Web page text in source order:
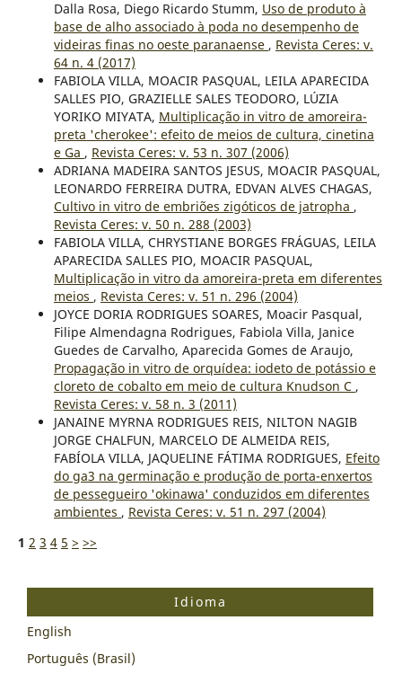
Dalla Rosa, Diego Ricardo Stumm, Uso de produto à
base de alho associado à poda no desempenho de
videiras finas no oeste paranaense , Revista Ceres: v.
64 n. 4 (2017)
FABIOLA VILLA, MOACIR PASQUAL, LEILA APARECIDA
SALLES PIO, GRAZIELLE SALES TEODORO, LÚZIA
YORIKO MIYATA, Multiplicação in vitro de amoreira-
preta 'cherokee': efeito de meios de cultura, cinetina
e Ga , Revista Ceres: v. 53 n. 307 (2006)
ADRIANA MADEIRA SANTOS JESUS, MOACIR PASQUAL,
LEONARDO FERREIRA DUTRA, EDVAN ALVES CHAGAS,
Cultivo in vitro de embriões zigóticos de jatropha ,
Revista Ceres: v. 50 n. 288 (2003)
FABIOLA VILLA, CHRYSTIANE BORGES FRÁGUAS, LEILA
APARECIDA SALLES PIO, MOACIR PASQUAL,
Multiplicação in vitro da amoreira-preta em diferentes
meios , Revista Ceres: v. 51 n. 296 (2004)
JOYCE DORIA RODRIGUES SOARES, Moacir Pasqual,
Filipe Almendagna Rodrigues, Fabiola Villa, Janice
Guedes de Carvalho, Aparecida Gomes de Araujo,
Propagação in vitro de orquídea: iodeto de potássio e
cloreto de cobalto em meio de cultura Knudson C ,
Revista Ceres: v. 58 n. 3 (2011)
JANAINE MYRNA RODRIGUES REIS, NILTON NAGIB
JORGE CHALFUN, MARCELO DE ALMEIDA REIS,
FABÍOLA VILLA, JAQUELINE FÁTIMA RODRIGUES, Efeito
do ga3 na germinação e produção de porta-enxertos
de pessegueiro 'okinawa' conduzidos em diferentes
ambientes , Revista Ceres: v. 51 n. 297 (2004)
1 2 3 4 5 > >>
Idioma
English
Português (Brasil)